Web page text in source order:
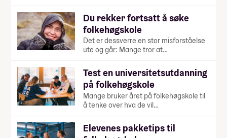
Du rekker fortsatt å søke
folkehøgskole
Det er dessverre en stor misforståelse
ute og går: Mange tror at…
Test en universitetsutdanning
på folkehøgskole
Mange bruker året på folkehøgskole til
å tenke over hva de vil…
Elevenes pakketips til